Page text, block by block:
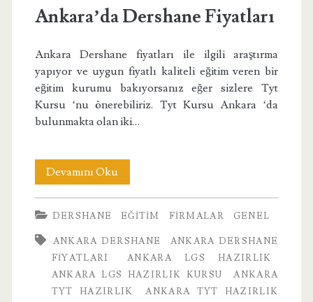
Ankara’da Dershane Fiyatları
Ankara Dershane fiyatları ile ilgili araştırma
yapıyor ve uygun fiyatlı kaliteli eğitim veren bir
eğitim kurumu bakıyorsanız eğer sizlere Tyt
Kursu ‘nu önerebiliriz. Tyt Kursu Ankara ‘da
bulunmakta olan iki…
Devamını OkuAnkara’da
Dershane
Fiyatları
DERSHANE EĞITIM FIRMALAR GENEL
ANKARA DERSHANE
ANKARA DERSHANE
FIYATLARI
ANKARA LGS HAZIRLIK
ANKARA LGS HAZIRLIK KURSU
ANKARA
TYT HAZIRLIK
ANKARA TYT HAZIRLIK